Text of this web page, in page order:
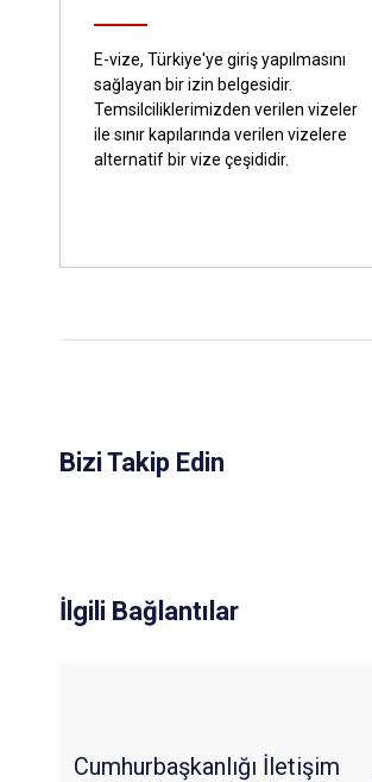
E-vize, Türkiye'ye giriş yapılmasını
sağlayan bir izin belgesidir.
Temsilciliklerimizden verilen vizeler
ile sınır kapılarında verilen vizelere
alternatif bir vize çeşididir.
Bizi Takip Edin
İlgili Bağlantılar
Cumhurbaşkanlığı İletişim